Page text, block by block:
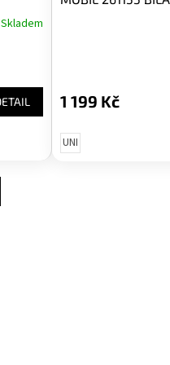
Skladem
1 199 Kč
UNI